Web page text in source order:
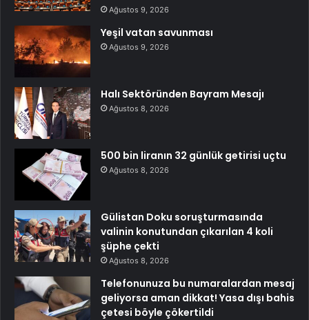
Ağustos 9, 2026
Yeşil vatan savunması
Ağustos 9, 2026
Halı Sektöründen Bayram Mesajı
Ağustos 8, 2026
500 bin liranın 32 günlük getirisi uçtu
Ağustos 8, 2026
Gülistan Doku soruşturmasında
valinin konutundan çıkarılan 4 koli
şüphe çekti
Ağustos 8, 2026
Telefonunuza bu numaralardan mesaj
geliyorsa aman dikkat! Yasa dışı bahis
çetesi böyle çökertildi